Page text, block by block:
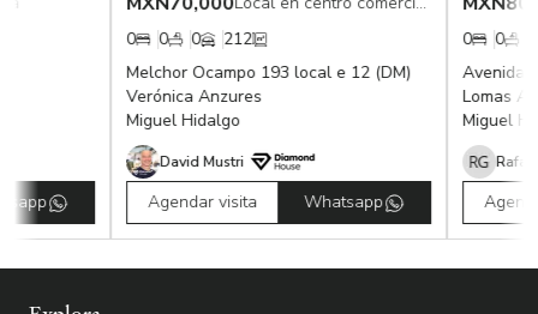
0
0 0
212
Melchor Ocampo 193 local e 12 (DM)
Verónica Anzures
Miguel Hidalgo
David Mustri
Agendar visita Whatsapp
0 0
Avenida
Lomas
Miguel
Rafael